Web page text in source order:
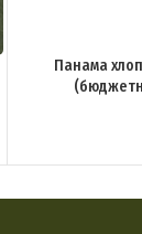
Панама